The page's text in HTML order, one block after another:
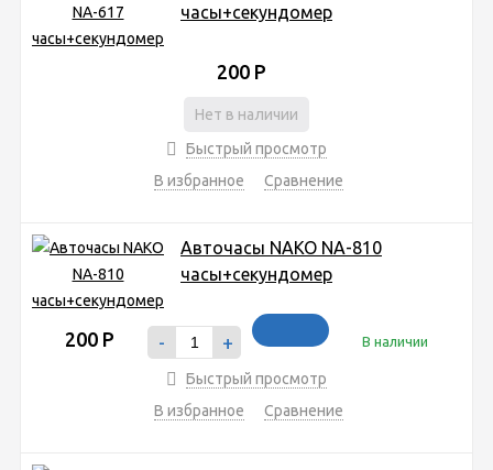
часы+секундомер
200 Р
Нет в наличии
Быстрый просмотр
В избранное
Сравнение
Авточасы NAKO NA-810
часы+секундомер
200 Р - + В наличии
Быстрый просмотр
В избранное
Сравнение